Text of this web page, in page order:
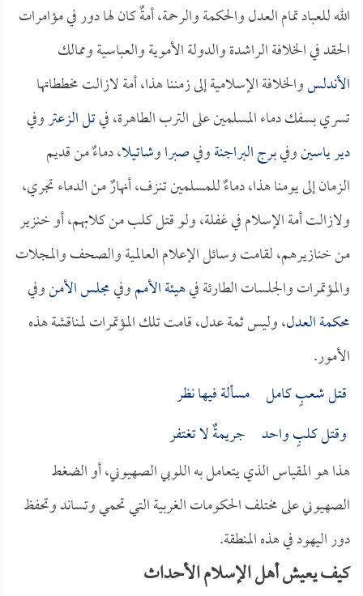
الله للعباد تمام العدل والحكمة والرحمة، أمةٌ كان لها دور في مؤامرات
الحقد في الخلافة الراشدة والدولة الأموية والعباسية وممالك
الأندلسوالخلافة الإسلامية إلى زمننا هذا، أمة لازالت مخططاتها
تسري بسفك دماء المسلمين على الترب الطاهرة، فيتل الزعتروفي
دير ياسينوفيبرج البراجنةوفيصبراوشاتيلا، دماءٌ من قديم
الزمان إلى يومنا هذا، دماءٌ للمسلمين تنزف، أنهارٌ من الدماء تجري،
ولازالت أمة الإسلام في غفلة، ولو قتل كلب من كلابهم، أو خنزير
من خنازيرهم، لقامت وسائل الإعلام العالمية والصحف والمجلات
والمؤتمرات والجلسات الطارئة فيهيئة الأمموفيمجلس الأمنوفي
محكمة العدل، وليس ثمة عدل، قامت تلك المؤتمرات لمناقشة هذه
الأمور.
قتل شعبٍ كامل مسألة فيها نظر
وقتل كلبٍ واحد جريمةٌ لا تغتفر
هذا هو المقياس الذي يتعامل به اللوبي الصهيوني، أو الضغط
الصهيوني على مختلف الحكومات الغربية التي تحمي وتساند وتحفظ
دور اليهود في هذه المنطقة.
كيف يعيش أهل الإسلام الأحداث